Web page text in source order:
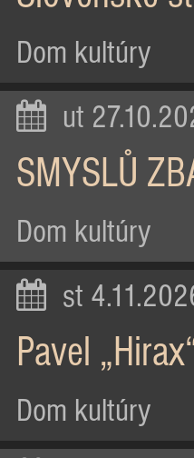
Dom kultúry
ut
SMYSLŮ
Dom kultúry
st
Pavel
Dom kultúry